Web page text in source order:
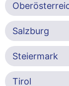
Salzburg
Steiermark
Tirol